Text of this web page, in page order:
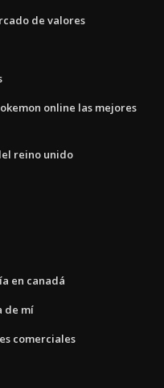
de valores
online las mejores
reino unido
en canadá
de mí
comerciales